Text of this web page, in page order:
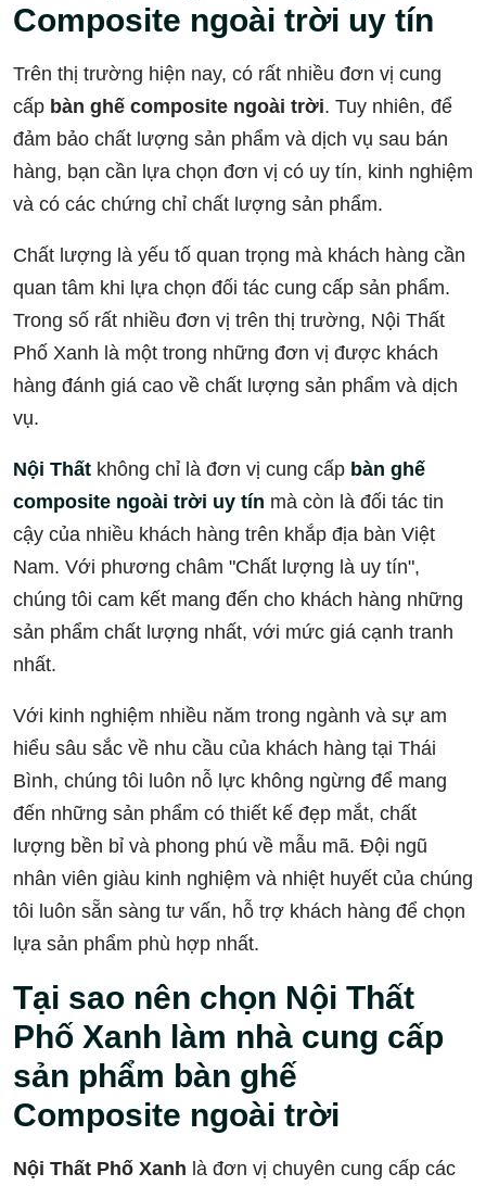
Composite ngoài trời uy tín
Trên thị trường hiện nay, có rất nhiều đơn vị cung
cấp bàn ghế composite ngoài trời. Tuy nhiên, để
đảm bảo chất lượng sản phẩm và dịch vụ sau bán
hàng, bạn cần lựa chọn đơn vị có uy tín, kinh nghiệm
và có các chứng chỉ chất lượng sản phẩm.
Chất lượng là yếu tố quan trọng mà khách hàng cần
quan tâm khi lựa chọn đối tác cung cấp sản phẩm.
Trong số rất nhiều đơn vị trên thị trường, Nội Thất
Phố Xanh là một trong những đơn vị được khách
hàng đánh giá cao về chất lượng sản phẩm và dịch
vụ.
Nội Thất không chỉ là đơn vị cung cấp bàn ghế
composite ngoài trời uy tín mà còn là đối tác tin
cậy của nhiều khách hàng trên khắp địa bàn Việt
Nam. Với phương châm "Chất lượng là uy tín",
chúng tôi cam kết mang đến cho khách hàng những
sản phẩm chất lượng nhất, với mức giá cạnh tranh
nhất.
Với kinh nghiệm nhiều năm trong ngành và sự am
hiểu sâu sắc về nhu cầu của khách hàng tại Thái
Bình, chúng tôi luôn nỗ lực không ngừng để mang
đến những sản phẩm có thiết kế đẹp mắt, chất
lượng bền bỉ và phong phú về mẫu mã. Đội ngũ
nhân viên giàu kinh nghiệm và nhiệt huyết của chúng
tôi luôn sẵn sàng tư vấn, hỗ trợ khách hàng để chọn
lựa sản phẩm phù hợp nhất.
Tại sao nên chọn Nội Thất
Phố Xanh làm nhà cung cấp
sản phẩm bàn ghế
Composite ngoài trời
Nội Thất Phố Xanh là đơn vị chuyên cung cấp các